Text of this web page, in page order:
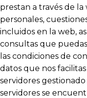
prestan a través de
personales,
incluidos en la web,
consultas que
las condiciones de
datos que nos
servidores
servidores se